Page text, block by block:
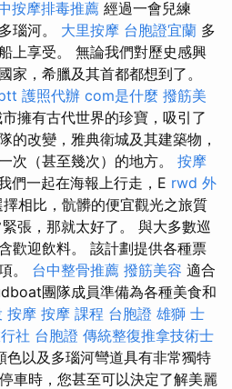
按摩排毒推薦 經過一會兒練
瑙河。 大里按摩 台胞證宜蘭 多
上享受。 無論我們對歷史感興
家，希臘及其首都都想到了。
護照代辦 com是什麼 撥筋美
擁有古代世界的珍寶，吸引了
的改變，雅典衛城及其建築物，
次（甚至幾次）的地方。 按摩
們一起在海報上行走，E rwd 外
擇相比，骯髒的便宜觀光之旅質
張，那就太好了。 與大多數巡
歡迎飲料。 該計劃提供各種票
。 台中整骨推薦 撥筋美容 適合
團隊成員準備為各種美食和
按摩 按摩 課程 台胞證 雄獅 士
社 台胞證 傳統整復推拿技術士
色以及多瑙河彎道具有非常獨特
車時，您甚至可以決定了解美麗